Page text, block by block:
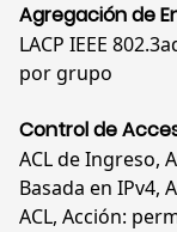
Agregación de
LACP IEEE
por grupo
Control de
ACL de Ingreso,
Basada en IPv4,
ACL, Acción: